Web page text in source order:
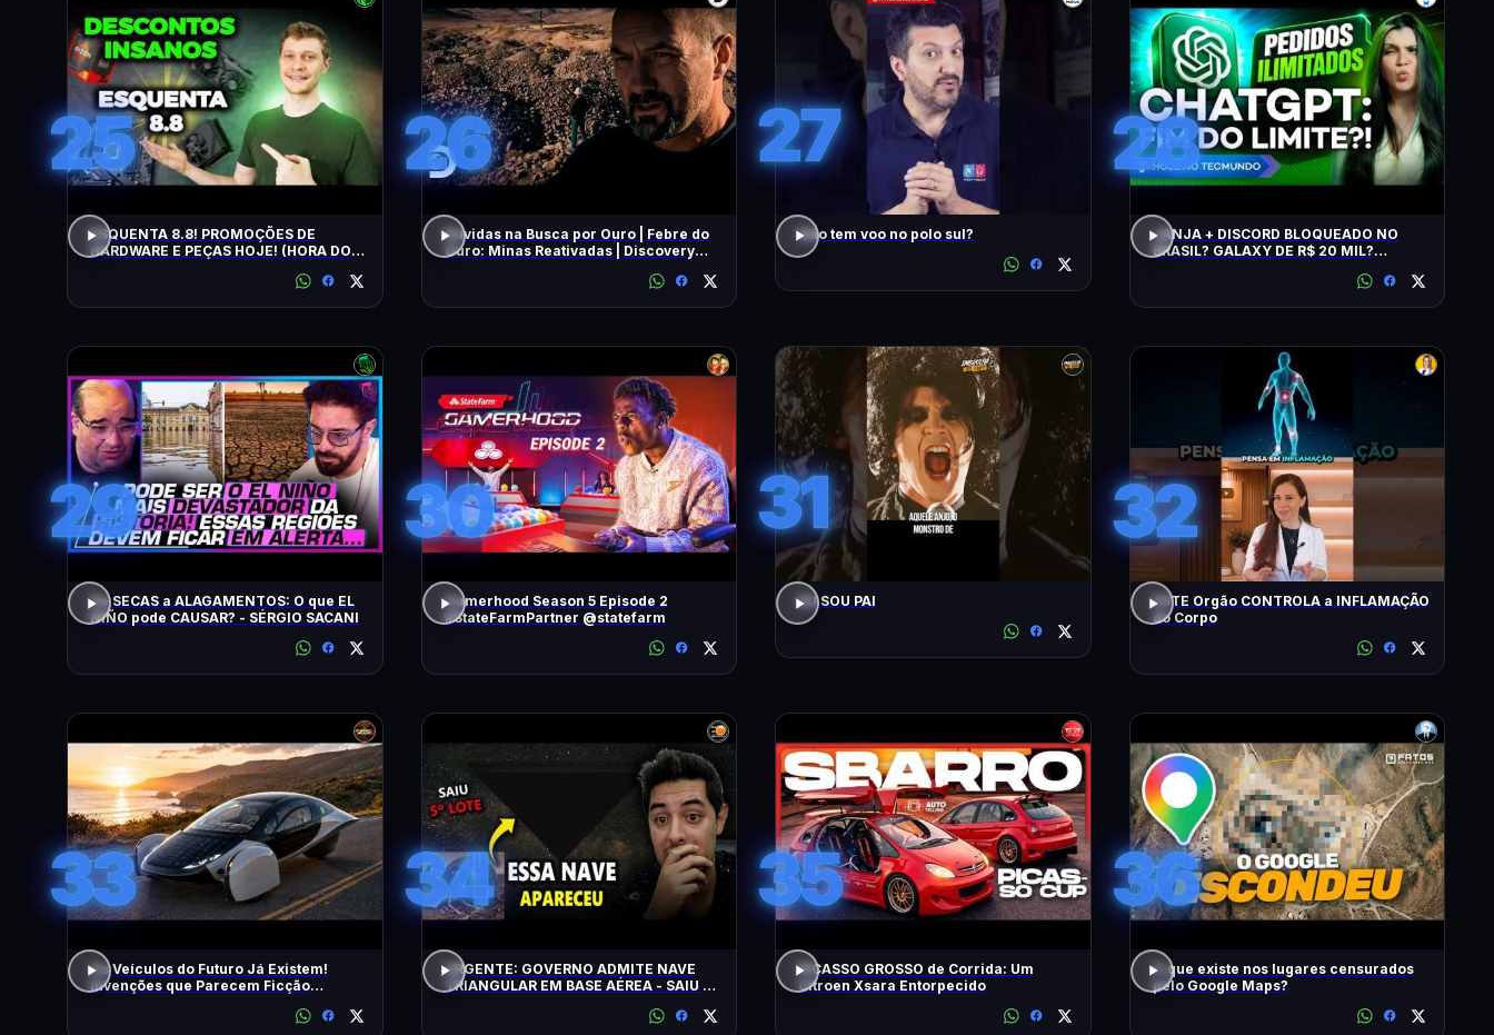
25
ESQUENTA 8.8! PROMOÇÕES DE
HARDWARE E PEÇAS HOJE! (HORA DO
26
Dúvidas na Busca por Ouro | Febre do
Ouro: Minas Reativadas | Discovery
27
Não tem voo no polo sul?
28
JANJA + DISCORD BLOQUEADO NO
BRASIL? GALAXY DE R$ 20 MIL?
29
De SECAS a ALAGAMENTOS: O que EL
NIÑO pode CAUSAR? - SÉRGIO SACANI
30
Gamerhood Season 5 Episode 2
#StateFarmPartner @statefarm
31
EU SOU PAI
32
ESTE Orgão CONTROLA a INFLAMAÇÃO
do Corpo
33
Os Veículos do Futuro Já Existem!
Invenções que Parecem Ficção
34
URGENTE: GOVERNO ADMITE NAVE
TRIANGULAR EM BASE AÉREA - SAIU O
35
PICASSO GROSSO de Corrida: Um
Citroen Xsara Entorpecido
36
O que existe nos lugares censurados
pelo Google Maps?